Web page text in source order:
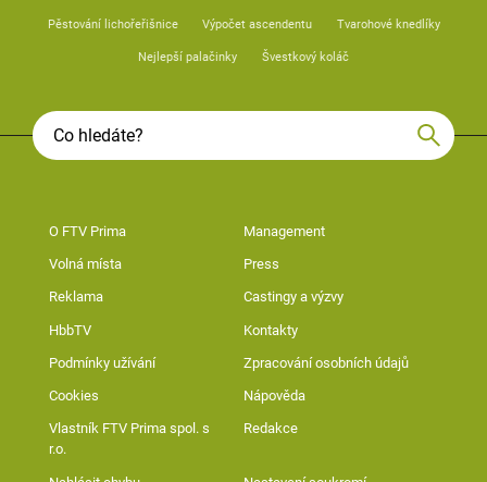
Pěstování lichořeřišnice Výpočet ascendentu Tvarohové knedlíky
Nejlepší palačinky Švestkový koláč
O FTV Prima Management
Volná místa Press
Reklama Castingy a výzvy
HbbTV Kontakty
Podmínky užívání Zpracování osobních údajů
Cookies Nápověda
Vlastník FTV Prima spol. s
r.o.
Redakce